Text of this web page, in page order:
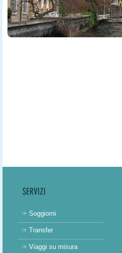
Soggiorni
Transfer
Viaggi su misura